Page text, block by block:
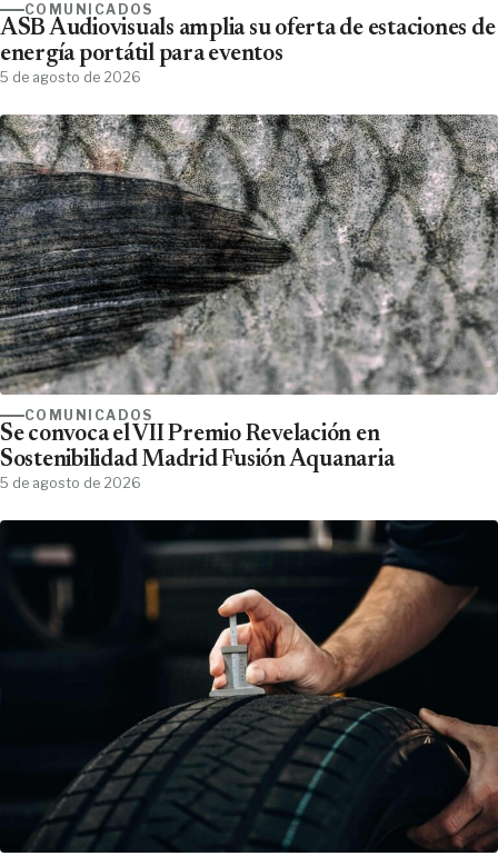
COMUNICADOS
ASB Audiovisuals amplia su oferta de estaciones de
energía portátil para eventos
5 de agosto de 2026
COMUNICADOS
Se convoca el VII Premio Revelación en
Sostenibilidad Madrid Fusión Aquanaria
5 de agosto de 2026